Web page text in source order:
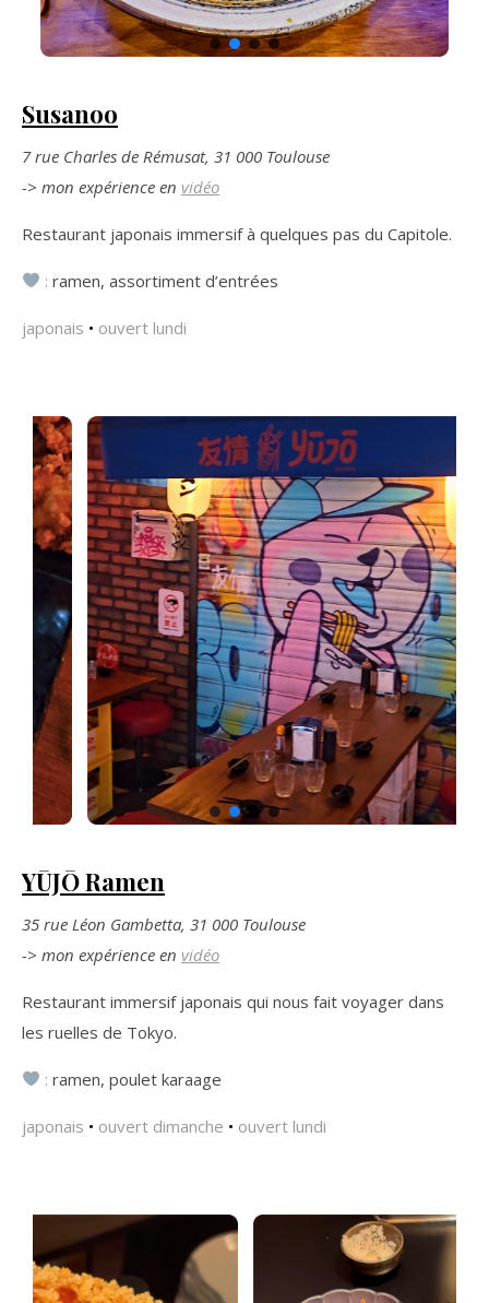
Susanoo
7 rue Charles de Rémusat, 31 000 Toulouse
-> mon expérience en vidéo
Restaurant japonais immersif à quelques pas du Capitole.
:ramen, assortiment d’entrées
japonais • ouvert lundi
YŪJŌ Ramen
35 rue Léon Gambetta, 31 000 Toulouse
-> mon expérience en vidéo
Restaurant immersif japonais qui nous fait voyager dans
les ruelles de Tokyo.
:ramen, poulet karaage
japonais • ouvert dimanche • ouvert lundi